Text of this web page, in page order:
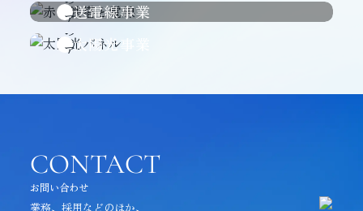
送電線事業
太陽光事業
CONTACT
お問い合わせ
業務、採用などのほか、